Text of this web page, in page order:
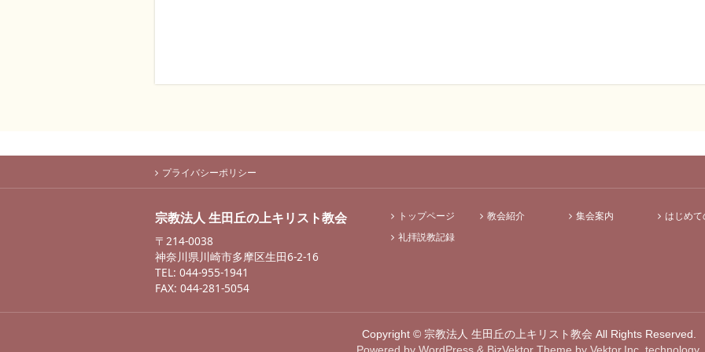
プライバシーポリシー
宗教法人 生田丘の上キリスト教会
〒214-0038
神奈川県川崎市多摩区生田6-2-16
TEL: 044-955-1941
FAX: 044-281-5054
トップページ 教会紹介 集会案内 はじめ
礼拝説教記録
Copyright © 宗教法人 生田丘の上キリスト教会 All Rights Reserved.